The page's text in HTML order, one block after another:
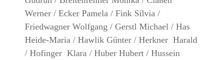
Werner / Ecker Pamela / Fink Silvia /
Friedwagner Wolfgang / Gerstl Michael / Has
Heide-Maria / Hawlik Günter / Herkner Harald
/ Hofinger Klara / Huber Hubert / Hussein